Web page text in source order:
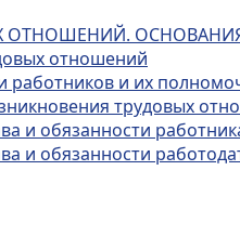
ОТНОШЕНИЙ.
отношений
работников и их
трудовых
и обязанности
и обязанности